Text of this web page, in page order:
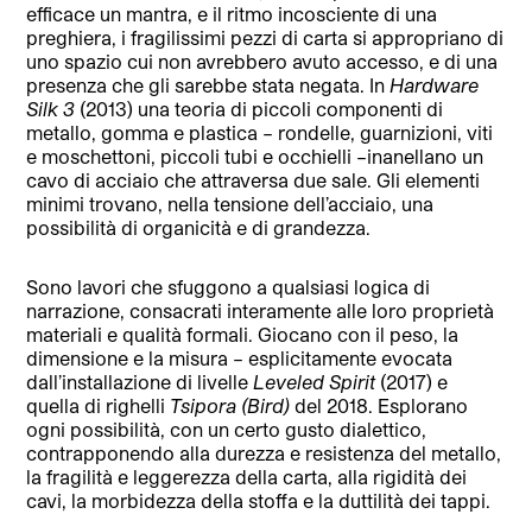
efficace un mantra, e il ritmo incosciente di una
preghiera, i fragilissimi pezzi di carta si appropriano di
uno spazio cui non avrebbero avuto accesso, e di una
presenza che gli sarebbe stata negata. InHardware
Silk 3 (2013) una teoria di piccoli componenti di
metallo, gomma e plastica – rondelle, guarnizioni, viti
e moschettoni, piccoli tubi e occhielli –inanellano un
cavo di acciaio che attraversa due sale. Gli elementi
minimi trovano, nella tensione dell’acciaio, una
possibilità di organicità e di grandezza.
Sono lavori che sfuggono a qualsiasi logica di
narrazione, consacrati interamente alle loro proprietà
materiali e qualità formali. Giocano con il peso, la
dimensione e la misura – esplicitamente evocata
dall’installazione di livelleLeveled Spirit (2017) e
quella di righelli Tsipora (Bird) del 2018. Esplorano
ogni possibilità, con un certo gusto dialettico,
contrapponendo alla durezza e resistenza del metallo,
la fragilità e leggerezza della carta, alla rigidità dei
cavi, la morbidezza della stoffa e la duttilità dei tappi.